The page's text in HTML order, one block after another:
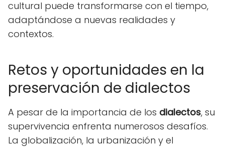
cultural puede transformarse con el tiempo,
adaptándose a nuevas realidades y
contextos.
Retos y oportunidades en la
preservación de dialectos
A pesar de la importancia de los dialectos, su
supervivencia enfrenta numerosos desafíos.
La globalización, la urbanización y el